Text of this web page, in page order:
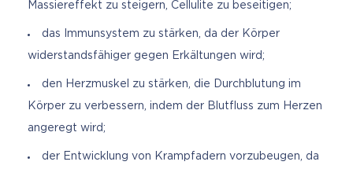
Massiereffekt zu steigern, Cellulite zu beseitigen;
das Immunsystem zu stärken, da der Körper
widerstandsfähiger gegen Erkältungen wird;
den Herzmuskel zu stärken, die Durchblutung im
Körper zu verbessern, indem der Blutfluss zum Herzen
angeregt wird;
der Entwicklung von Krampfadern vorzubeugen, da